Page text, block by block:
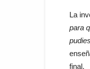
La
para
final.